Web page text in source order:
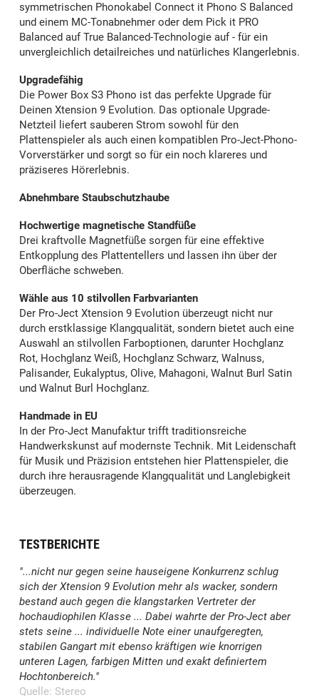
symmetrischen Phonokabel Connect it Phono S Balanced
und einem MC-Tonabnehmer oder dem Pick it PRO
Balanced auf True Balanced-Technologie auf - für ein
unvergleichlich detailreiches und natürliches Klangerlebnis.
Upgradefähig
Die Power Box S3 Phono ist das perfekte Upgrade für
Deinen Xtension 9 Evolution. Das optionale Upgrade-
Netzteil liefert sauberen Strom sowohl für den
Plattenspieler als auch einen kompatiblen Pro-Ject-Phono-
Vorverstärker und sorgt so für ein noch klareres und
präziseres Hörerlebnis.
Abnehmbare Staubschutzhaube
Hochwertige magnetische Standfüße
Drei kraftvolle Magnetfüße sorgen für eine effektive
Entkopplung des Plattentellers und lassen ihn über der
Oberfläche schweben.
Wähle aus 10 stilvollen Farbvarianten
Der Pro-Ject Xtension 9 Evolution überzeugt nicht nur
durch erstklassige Klangqualität, sondern bietet auch eine
Auswahl an stilvollen Farboptionen, darunter Hochglanz
Rot, Hochglanz Weiß, Hochglanz Schwarz, Walnuss,
Palisander, Eukalyptus, Olive, Mahagoni, Walnut Burl Satin
und Walnut Burl Hochglanz.
Handmade in EU
In der Pro-Ject Manufaktur trifft traditionsreiche
Handwerkskunst auf modernste Technik. Mit Leidenschaft
für Musik und Präzision entstehen hier Plattenspieler, die
durch ihre herausragende Klangqualität und Langlebigkeit
überzeugen.
TESTBERICHTE
"...nicht nur gegen seine hauseigene Konkurrenz schlug
sich der Xtension 9 Evolution mehr als wacker, sondern
bestand auch gegen die klangstarken Vertreter der
hochaudiophilen Klasse ... Dabei wahrte der Pro-Ject aber
stets seine ... individuelle Note einer unaufgeregten,
stabilen Gangart mit ebenso kräftigen wie knorrigen
unteren Lagen, farbigen Mitten und exakt definiertem
Hochtonbereich."
Quelle: Stereo